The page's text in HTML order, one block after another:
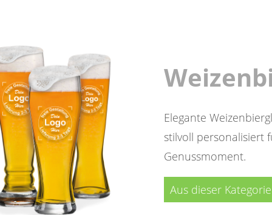
Elegante
stilvoll personalisiert
Genussmoment.
Aus dieser